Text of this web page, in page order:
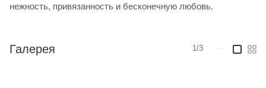
нежность, привязанность и бесконечную любовь.
Галерея 1/3